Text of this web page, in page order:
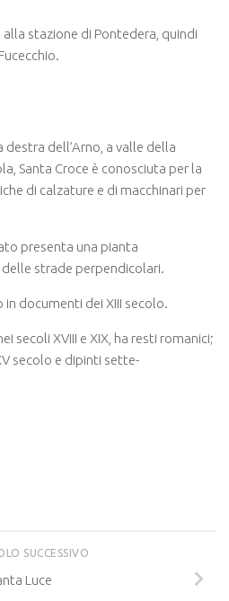
alla stazione di Pontedera, quindi
dell’Arno, a valle della
Santa Croce è conosciuta per la
di calzature e di macchinari per
presenta una pianta
strade perpendicolari.
documenti dei XIII secolo.
secoli XVIII e XIX, ha resti romanici;
secolo e dipinti sette-
SUCCESSIVO
Luce